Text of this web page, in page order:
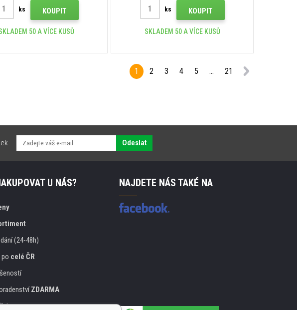
ks KOUPIT
50 A VÍCE KUSŮ
ks KOUPIT
SKLADEM 50 A VÍCE KUSŮ
1 2 3 4 5 ... 21
Odeslat
U NÁS?
(24-48h)
po celé ČR
ZDARMA
NAJDETE NÁS TAKÉ NA